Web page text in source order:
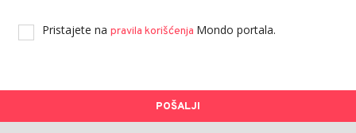
Pristajete na pravila korišćenja Mondo portala.
POŠALJI